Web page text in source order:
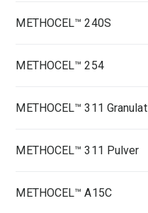
METHOCEL™ 240S
METHOCEL™ 254
METHOCEL™ 311 Granulat
METHOCEL™ 311 Pulver
METHOCEL™ A15C